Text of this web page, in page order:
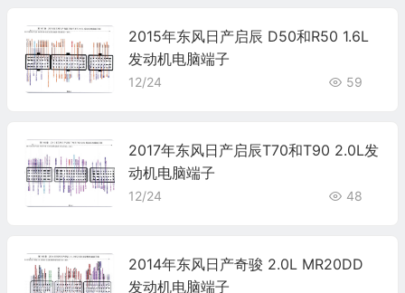
2015年东风日产启辰 D50和R50 1.6L
发动机电脑端子
12/24 59
2017年东风日产启辰T70和T90 2.0L发
动机电脑端子
12/24 48
2014年东风日产奇骏 2.0L MR20DD
发动机电脑端子